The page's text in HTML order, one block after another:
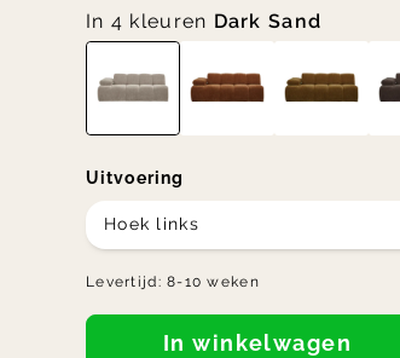
In 4 kleuren Dark Sand
Uitvoering
Hoek links
Levertijd:8-10 weken
In winkelwagen